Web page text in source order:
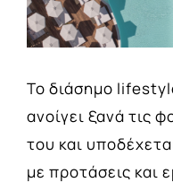
Το διάσημο
ανοίγει ξανά τις
του και
με προτάσεις και